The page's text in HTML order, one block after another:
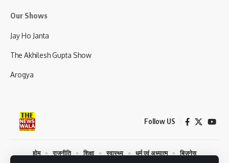
Our Shows
Jay Ho Janta
The Akhilesh Gupta Show
Arogya
Follow US
होम राजनीति शिक्षा स्वास्थ्य धर्म एवं अध्यात्म बिज़नेस